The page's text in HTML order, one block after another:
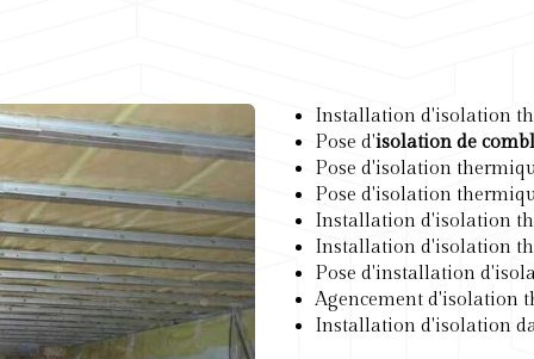
Installation d'isolation
Pose d'isolation de
Pose d'isolation
Pose d'isolation
Installation d'isolation
Installation d'isolation
Pose d'installation
Agencement d'isolation
Installation d'isolation